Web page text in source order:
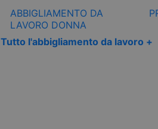
ABBIGLIAMENTO DA
LAVORO DONNA
Tutto l'abbigliamento da lavoro +